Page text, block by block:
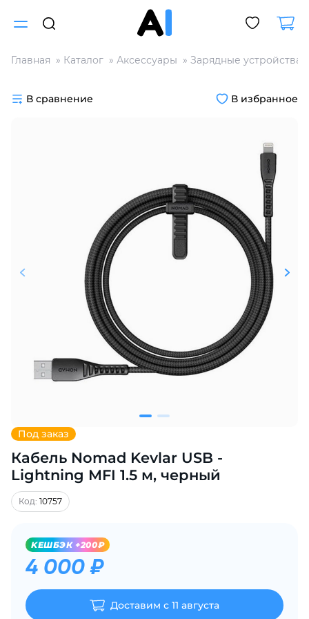
Главная Каталог Аксессуары Зарядные устройства
Под заказ
Кабель Nomad Kevlar USB -
Lightning MFI 1.5 м, черный
Код: 10757
KЕШБЭК +200₽
4 000 ₽
Доставим с 11 августа
В сравнение В избранное
Разбейте
График платежей
25
Добавляйте товары
% картой любого банка
Получайте товар
выбранный способом
списываться
по25%каждые 2 недели
Подробнее